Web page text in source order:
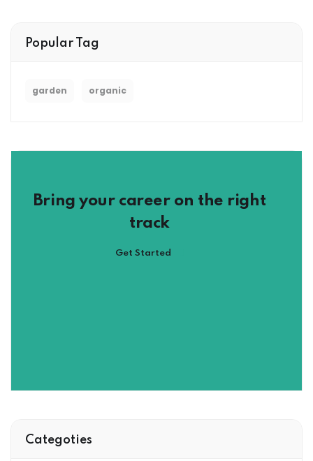
Popular Tag
garden organic
Bring your career on the right
track
Get Started
Categoties